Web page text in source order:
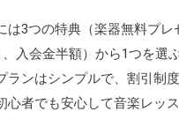
は3つの特典（楽器無料プレ
入会金半額）から1つを選
ランはシンプルで、割引制
心者でも安心して音楽レッ